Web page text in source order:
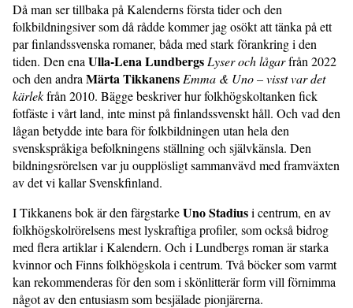
Då man ser tillbaka på Kalenderns första tider och den
folkbildningsiver som då rådde kommer jag osökt att tänka på ett
par finlandssvenska romaner, båda med stark förankring i den
tiden. Den ena Ulla-Lena Lundbergs Lyser och lågarfrån 2022
och den andra Märta Tikkanens Emma & Uno – visst var det
kärlekfrån 2010. Bägge beskriver hur folkhögskoltanken fick
fotfäste i vårt land, inte minst på finlandssvenskt håll. Och vad den
lågan betydde inte bara för folkbildningen utan hela den
svenskspråkiga befolkningens ställning och självkänsla. Den
bildningsrörelsen var ju oupplösligt sammanvävd med framväxten
av det vi kallar Svenskfinland.
I Tikkanens bok är den färgstarkeUno Stadiusi centrum, en av
folkhögskolrörelsens mest lyskraftiga profiler, som också bidrog
med flera artiklar i Kalendern. Och i Lundbergs roman är starka
kvinnor och Finns folkhögskola i centrum. Två böcker som varmt
kan rekommenderas för den som i skönlitterär form vill förnimma
något av den entusiasm som besjälade pionjärerna.